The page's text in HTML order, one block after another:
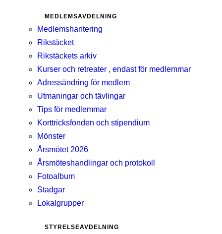
MEDLEMSAVDELNING
Medlemshantering
Rikstäcket
Rikstäckets arkiv
Kurser och retreater , endast för medlemmar
Adressändring för medlem
Utmaningar och tävlingar
Tips för medlemmar
Korttricksfonden och stipendium
Mönster
Årsmötet 2026
Årsmöteshandlingar och protokoll
Fotoalbum
Stadgar
Lokalgrupper
STYRELSEAVDELNING